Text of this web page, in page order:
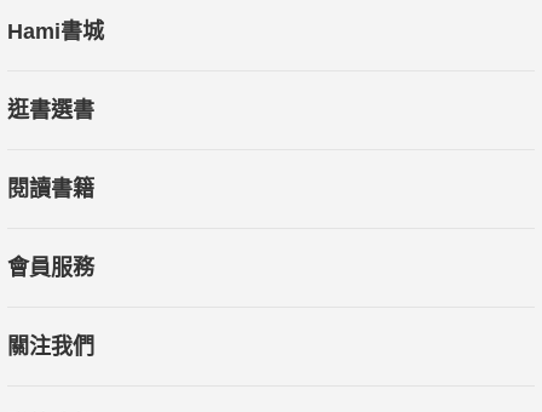
【本書特色】：
國古代制度的創建與崩壞。從財政到軍政，從官場到民間，書中
的歷史知識，力求以輕鬆而又不失專業的風格，帶給讀者一個看
Hami書城
逛書選書
閱讀書籍
會員服務
關注我們